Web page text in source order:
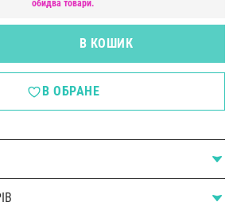
обидва товари.
В КОШИК
В ОБРАНЕ